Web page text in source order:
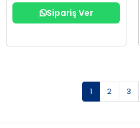
Sipariş Ver
1 2 3